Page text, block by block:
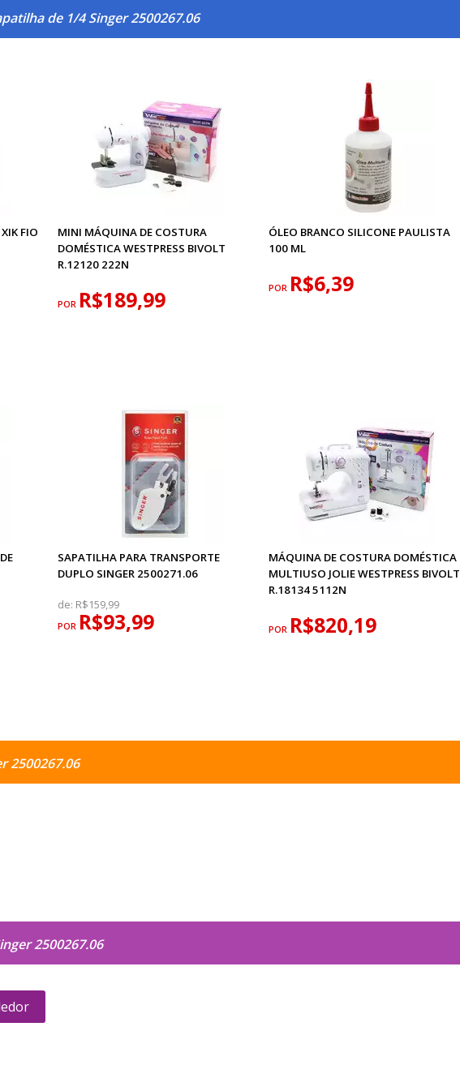
de 1/4 Singer 2500267.06
FIO
MINI MÁQUINA DE COSTURA
DOMÉSTICA WESTPRESS BIVOLT
R.12120 222N
POR R$189,99
ÓLEO BRANCO SILICONE PAULISTA
100 ML
POR R$6,39
SAPATILHA PARA TRANSPORTE
DUPLO SINGER 2500271.06
de: R$159,99
POR R$93,99
MÁQUINA DE COSTURA DOMÉSTICA
MULTIUSO JOLIE WESTPRESS BIVOLT
R.18134 5112N
POR R$820,19
2500267.06
2500267.06